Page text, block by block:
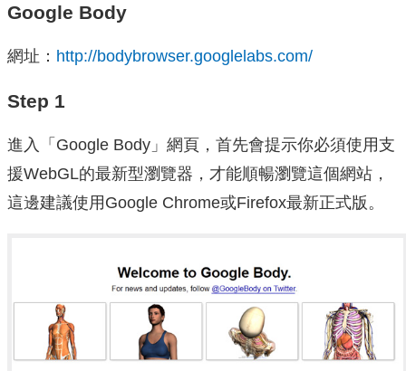
Google Body
網址： http://bodybrowser.googlelabs.com/
Step 1
進入「Google Body」網頁，首先會提示你必須使用支
援WebGL的最新型瀏覽器，才能順暢瀏覽這個網站，
這邊建議使用Google Chrome或Firefox最新正式版。